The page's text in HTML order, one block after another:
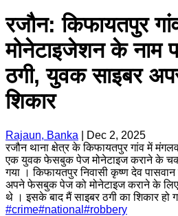
रजौन: किफायतपुर
मोनेटाइजेशन के नाम
ठगी, युवक साइबर
शिकार
Rajaun, Banka
Dec 2, 2025
रजौन थाना क्षेत्र के किफायतपुर गांव में
एक युवक फेसबुक पेज मोनेटाइज कराने के
गया । किफायतपुर निवासी कृष्ण देव
अपने फेसबुक पेज को मोनेटाइज कराने के लिए
थे । इसके बाद मैं साइबर ठगी का शिकार हो
#crime#national #robbery